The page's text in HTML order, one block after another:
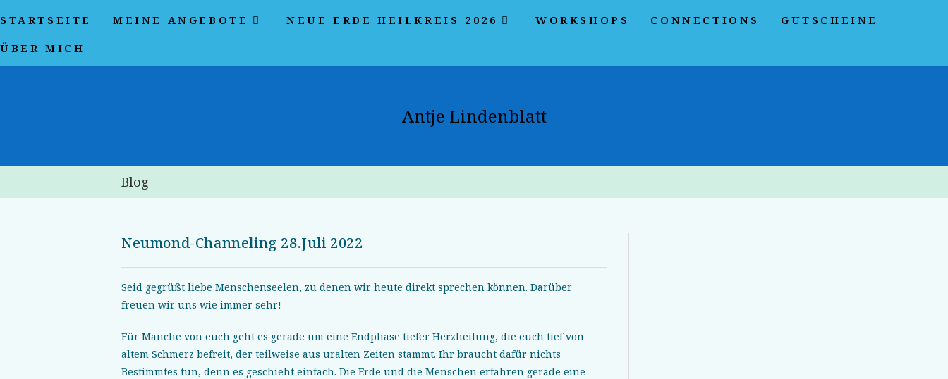
Inhalt
springen
STARTSEITE MEINE ANGEBOTE NEUE ERDE HEILKREIS 2026 WORKSHOPS CONNECTIONS
GUTSCHEINE
ÜBER MICH
Antje Lindenblatt
Blog
Neumond-Channeling 28.Juli 2022
Seid gegrüßt liebe Menschenseelen, zu denen wir heute direkt sprechen können. Darüber
freuen wir uns wie immer sehr!
Für Manche von euch geht es gerade um eine Endphase tiefer Herzheilung, die euch tief von
altem Schmerz befreit, der teilweise aus uralten Zeiten stammt. Ihr braucht dafür nichts
Bestimmtes tun, denn es geschieht einfach. Die Erde und die Menschen erfahren gerade eine